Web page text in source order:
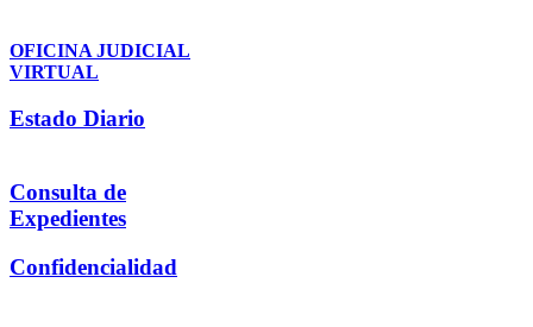
OFICINA JUDICIAL
VIRTUAL
Estado Diario
Consulta de
Expedientes
Confidencialidad